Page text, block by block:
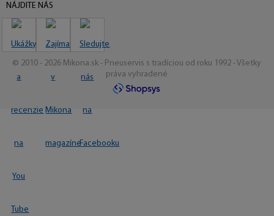
NÁJDITE NÁS
© 2010 - 2026 Mikona.sk - Pneuservis s tradíciou od roku 1992 - Všetky
práva vyhradené